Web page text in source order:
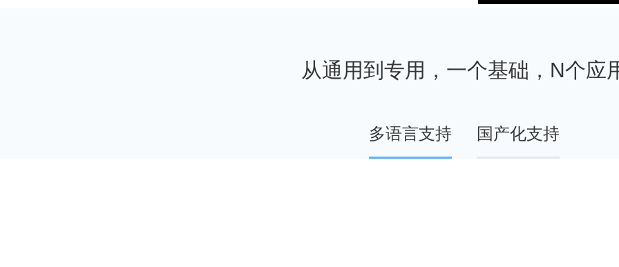
从通用到专用，一个基础，N个应
多语言支持 国产化支持